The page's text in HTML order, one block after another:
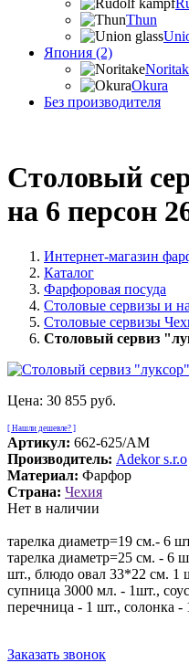
Thun
Япония (2)
Okura
Без производителя
Столовый
на 6 персон
Интернет-магазин
Каталог
Фарфоровая посуда
Столовые сервизы и
Столовые сервизы
Столовый сервиз
Цена: 30 855 руб.
[ Нашли дешевле? ]
Артикул: 662-625/AM
Производитель: Adekor s.r.o
Материал: Фарфор
Страна: Чехия
Нет в наличии
тарелка диаметр=19 см.- 6
тарелка диаметр=25 см. - 6
шт., блюдо овал 33*22 см. 1
супница 3000 мл. - 1шт.,
перечница - 1 шт., солонка -
Заказать звонок